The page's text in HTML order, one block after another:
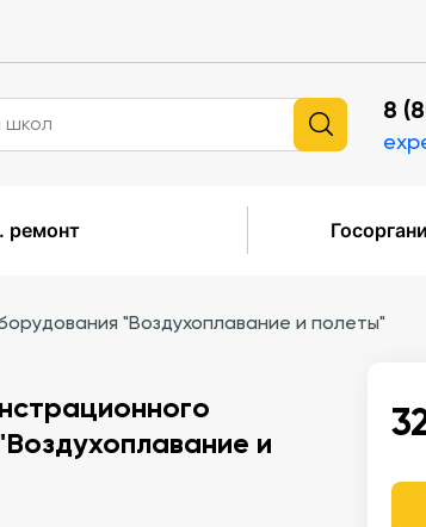
8
ремонт
"Воздухоплавание и полеты"
и